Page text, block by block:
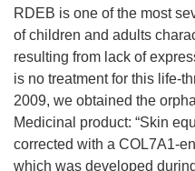
RDEB is one of the most
of children and adults
resulting from lack of
is no treatment for this life-
2009, we obtained the
Medicinal product: “Skin
corrected with a COL7A1-
which was developed